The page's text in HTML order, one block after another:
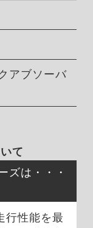
アブソーバ
て
ズは・・・
行性能を最